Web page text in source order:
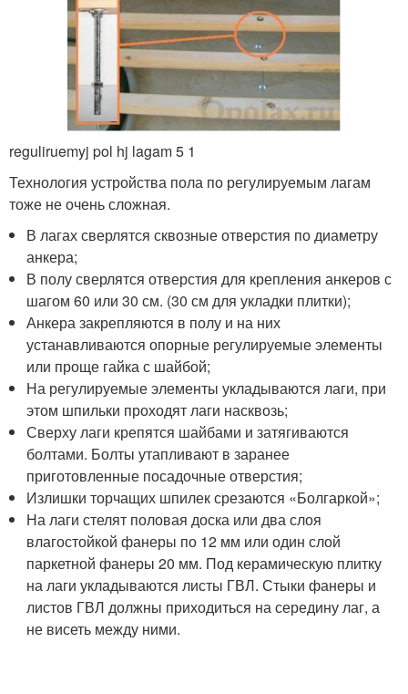
reguliruemyj pol hj lagam 5 1
Технология устройства пола по регулируемым лагам
тоже не очень сложная.
В лагах сверлятся сквозные отверстия по диаметру
анкера;
В полу сверлятся отверстия для крепления анкеров с
шагом 60 или 30 см. (30 см для укладки плитки);
Анкера закрепляются в полу и на них
устанавливаются опорные регулируемые элементы
или проще гайка с шайбой;
На регулируемые элементы укладываются лаги, при
этом шпильки проходят лаги насквозь;
Сверху лаги крепятся шайбами и затягиваются
болтами. Болты утапливают в заранее
приготовленные посадочные отверстия;
Излишки торчащих шпилек срезаются «Болгаркой»;
На лаги стелят половая доска или два слоя
влагостойкой фанеры по 12 мм или один слой
паркетной фанеры 20 мм. Под керамическую плитку
на лаги укладываются листы ГВЛ. Стыки фанеры и
листов ГВЛ должны приходиться на середину лаг, а
не висеть между ними.